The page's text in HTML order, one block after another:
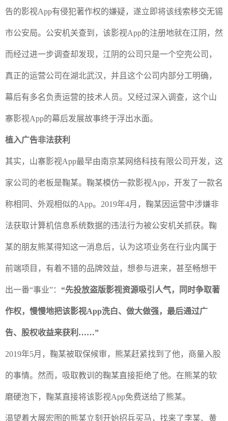
告的影视App有侵犯著作权的嫌疑，遂立即将该线索移交无锡
市公安局。公安机关查到，该影视App的注册地就在江阴，然
而经过进一步调查却发现，江阴的公司只是一个空壳公司，
真正的运营公司在湖北武汉，并且这个公司内部分工明确，
幕后有多名负责运营的技术人员。又经过深入调查，这个山
寨影视App的幕后发展故事终于浮出水面。
植入广告非法获利
其实，山寨影视App最早由南京某网络科技有限公司开发，这
家公司的老板是鞠某。鞠某模仿一款影视App，开发了一款名
称相同、外观相似的App。 2019年4月，鞠某因运营中涉嫌非
法获取计算机信息系统数据的违法行为被公安机关抓获。鞠
某的朋友熊某得知这一消息后，认为这项业务在行业内属于
前端项目，有着不错的品牌效益，想参与进来，甚至畅想干
出一番“事业”： “先投放盗版影视资源吸引人气，同时争取著
作权，慢慢地把该影视App洗白、做大做强，最后通过广
告、股权收益来获利 ……”
2019年5月，鞠某被取保候审，熊某赶紧找到了他，商量入股
的事情。然而，吸取教训的鞠某直接拒绝了他。在熊某的软
磨硬泡下，鞠某直接将该影视App免费送给了熊某。
渴望着大展宏图的熊某立刻开始招兵买马，找来了李某、黄